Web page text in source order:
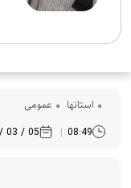
استانها عمومی
08:49
05 / 03 /1405